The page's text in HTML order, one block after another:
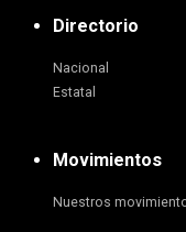
Directorio
Nacional
Estatal
Movimientos
Nuestros